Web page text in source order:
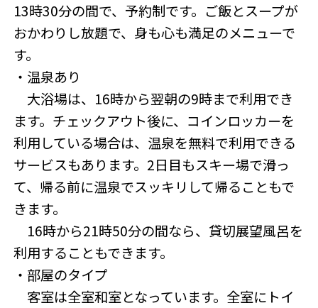
13時30分の間で、予約制です。ご飯とスープが
おかわりし放題で、身も心も満足のメニューで
す。
・温泉あり
大浴場は、16時から翌朝の9時まで利用でき
ます。チェックアウト後に、コインロッカーを
利用している場合は、温泉を無料で利用できる
サービスもあります。2日目もスキー場で滑っ
て、帰る前に温泉でスッキリして帰ることもで
きます。
16時から21時50分の間なら、貸切展望風呂を
利用することもできます。
・部屋のタイプ
客室は全室和室となっています。全室にトイ